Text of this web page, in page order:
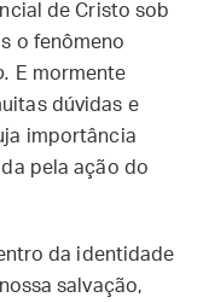
de Cristo sob
o fenômeno
E mormente
dúvidas e
importância
pela ação do
da identidade
salvação,